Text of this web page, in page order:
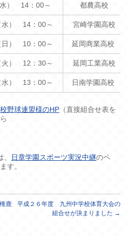
） 14：00～ 都農高校
水） 14：00～ 宮崎学園高校
日） 10：00～ 延岡商業高校
火） 12：30～ 延岡工業高校
水） 13：00～ 日南学園高校
野球連盟様のHP （直接組合せ表を
日章学園スポーツ実況中継のペ
す。
鹿
平成２６年度 九州中学校体育大会の
組合せが決まりました →